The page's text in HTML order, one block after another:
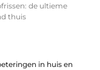
de ultieme
thuis
in huis en